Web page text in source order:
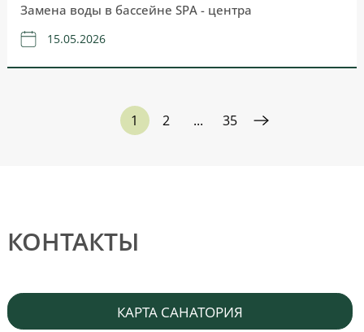
Замена воды в бассейне SPA - центра
15.05.2026
1 2 ... 35
КОНТАКТЫ
КАРТА САНАТОРИЯ